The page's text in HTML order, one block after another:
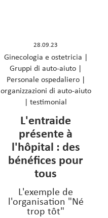
28.09.23
Ginecologia e ostetricia |
Gruppi di auto-aiuto |
Personale ospedaliero|
organizzazioni di auto-aiuto
| testimonial
L'entraide
présente à
l'hôpital : des
bénéfices pour
tous
L'exemple de
l'organisation "Né
trop tôt"